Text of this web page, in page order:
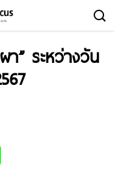
า” ระหว่างวัน